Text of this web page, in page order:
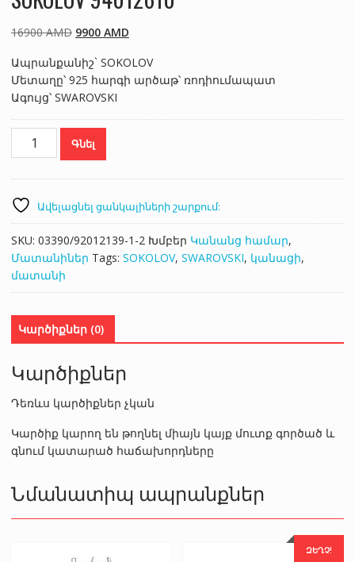
16900AMD Original
was:
16900 AMD.
9900 AMDCurrent
is:
9900 AMD.
Ապրանքանիշ` SOKOLOV
Մետաղը՝ 925 հարգի արծաթ՝ ռոդիումապատ
Ագույց՝ SWAROVSKI
SOKOLOV
94012610
Գնել
Ավելացնել ցանկալիների շարքում:
SKU: 03390/92012139-1-2 Խմբեր Կանանց համար,
Մատանիներ Tags: SOKOLOV, SWAROVSKI, կանացի,
մատանի
Կարծիքներ (0)
Կարծիքներ
Դեռևս կարծիքներ չկան
Կարծիք կարող են թողնել միայն կայք մուտք գործած և
գնում կատարած հաճախորդները
Նմանատիպ ապրանքներ
ԶԵՂՉ!